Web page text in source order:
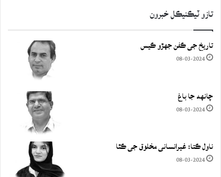
تازو ٽيڪنيڪل خبرون
تاريخ جي ڪفن جھڙو ڪيس
08-03-2024
چانهه جا باغ
08-03-2024
ناول ڪتا: غيرانساني مخلوق جي ڪٿا
08-03-2024